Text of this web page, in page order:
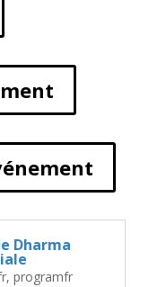
Dharma
, programfr